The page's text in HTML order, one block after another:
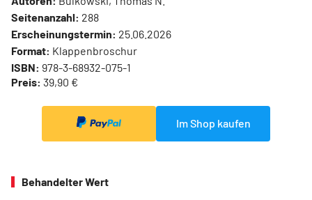
Seitenanzahl: 288
Erscheinungstermin: 25.06.2026
Format: Klappenbroschur
ISBN: 978-3-68932-075-1
Preis: 39,90 €
Im Shop kaufen
Behandelter Wert